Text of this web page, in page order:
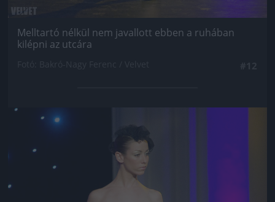
Melltartó nélkül nem javallott ebben a ruhában
kilépni az utcára
Jön még kép!